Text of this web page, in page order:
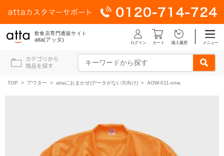
飲食店専門通販サイト
atta(アッタ) ログイン カート 購入履歴 メニュー
TOP > アウター > attaにおまかせ(データがない方向け) > AOW-011-oma